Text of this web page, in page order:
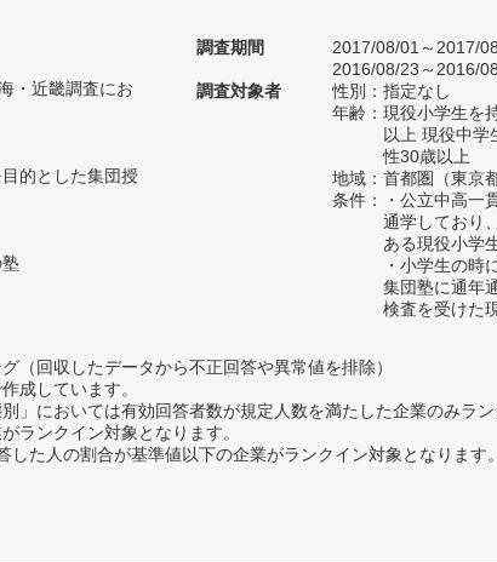
・近畿調査にお
的とした集団授
調査期間
2017/08/01～2017/
2016/08/23～2016/
調査対象者
性別：指定なし
年齢：現役小学生を
以上 現役中学
性30歳以上
地域：首都圏（東京
条件：・公立中高一
通学しており
ある現役小学
・小学生の時
集団塾に通年
検査を受けた
回収したデータから不正回答や異常値を排除）
成しています。
」においては有効回答者数が規定人数を満たした企業のみラ
ランクイン対象となります。
た人の割合が基準値以下の企業がランクイン対象となります。